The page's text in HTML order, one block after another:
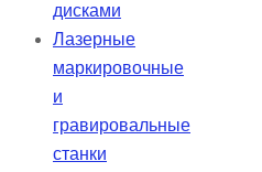
дисками
Лазерные
маркировочные
и
гравировальные
станки